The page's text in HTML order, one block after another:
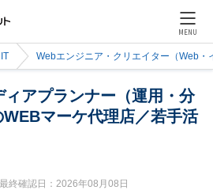
MENU
Webエンジニア・クリエイター（Web・
ィアプランナー（運用・分
マーケ代理店／若手活
終確認日：2026年08月08日